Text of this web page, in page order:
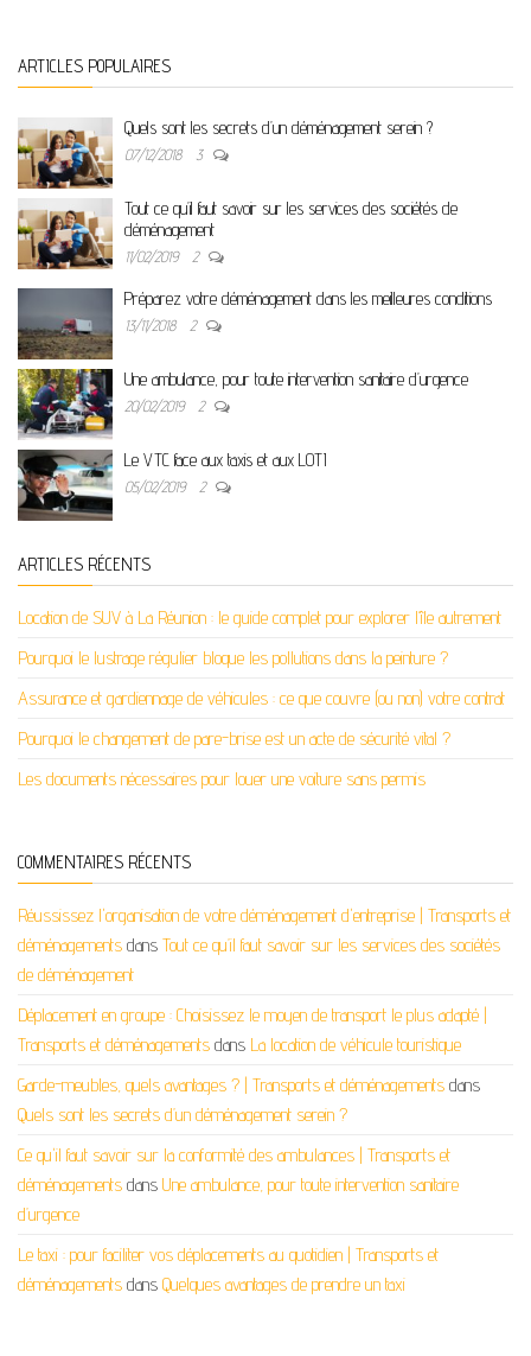
ARTICLES POPULAIRES
Quels sont les secrets d’un déménagement serein ?
07/12/2018 3
Tout ce qu’il faut savoir sur les services des sociétés de
déménagement
11/02/2019 2
Préparez votre déménagement dans les meilleures conditions
13/11/2018 2
Une ambulance, pour toute intervention sanitaire d’urgence
20/02/2019 2
Le VTC face aux taxis et aux LOTI
05/02/2019 2
ARTICLES RÉCENTS
Location de SUV à La Réunion : le guide complet pour explorer l’île autrement
Pourquoi le lustrage régulier bloque les pollutions dans la peinture ?
Assurance et gardiennage de véhicules : ce que couvre (ou non) votre contrat
Pourquoi le changement de pare-brise est un acte de sécurité vital ?
Les documents nécessaires pour louer une voiture sans permis
COMMENTAIRES RÉCENTS
Réussissez l'organisation de votre déménagement d'entreprise | Transports et
déménagements dans Tout ce qu’il faut savoir sur les services des sociétés
de déménagement
Déplacement en groupe : Choisissez le moyen de transport le plus adapté |
Transports et déménagements dans La location de véhicule touristique
Garde-meubles, quels avantages ? | Transports et déménagements dans
Quels sont les secrets d’un déménagement serein ?
Ce qu'il faut savoir sur la conformité des ambulances | Transports et
déménagements dans Une ambulance, pour toute intervention sanitaire
d’urgence
Le taxi : pour faciliter vos déplacements au quotidien | Transports et
déménagements dans Quelques avantages de prendre un taxi